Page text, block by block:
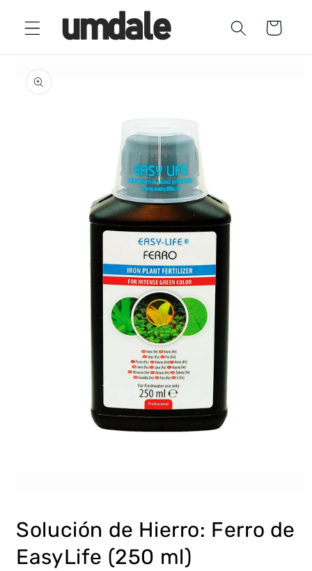
directamente
al contenido
Carrito
información
1
en
una
ventana
Solución de Hierro: Ferro de
EasyLife (250 ml)